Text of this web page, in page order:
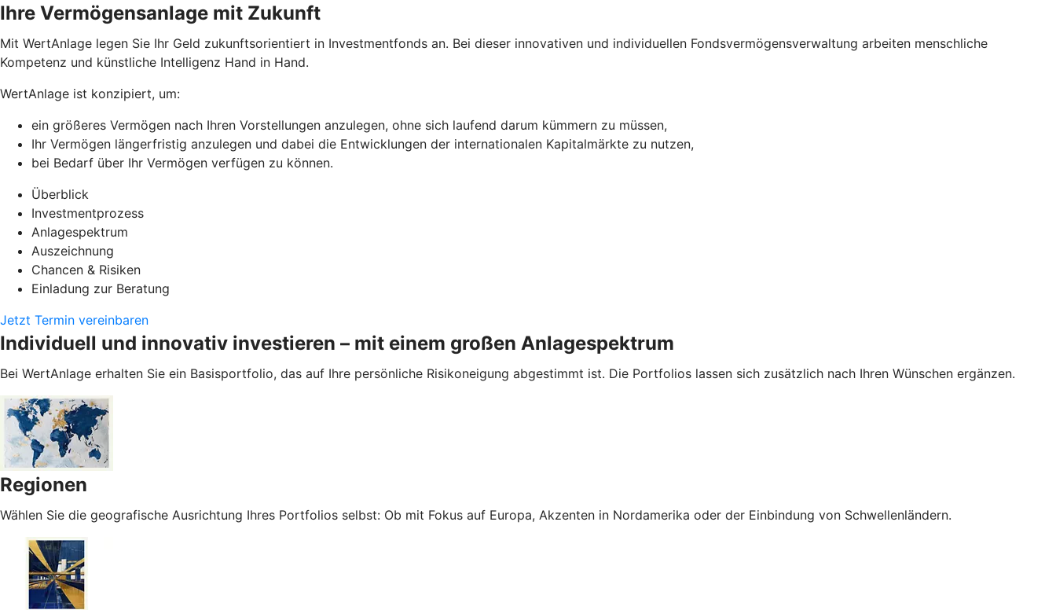
Ihre Vermögensanlage mit Zukunft
Mit WertAnlage legen Sie Ihr Geld zukunftsorientiert in Investmentfonds an. Bei dieser innovativen und individuellen Fondsvermögensverwaltung arbeiten menschliche
Kompetenz und künstliche Intelligenz Hand in Hand.
WertAnlage ist konzipiert, um:
ein größeres Vermögen nach Ihren Vorstellungen anzulegen, ohne sich laufend darum kümmern zu müssen,
Ihr Vermögen längerfristig anzulegen und dabei die Entwicklungen der internationalen Kapitalmärkte zu nutzen,
bei Bedarf über Ihr Vermögen verfügen zu können.
Überblick
Investmentprozess
Anlagespektrum
Auszeichnung
Chancen & Risiken
Einladung zur Beratung
Jetzt Termin vereinbaren
Individuell und innovativ investieren – mit einem großen Anlagespektrum
Bei WertAnlage erhalten Sie ein Basisportfolio, das auf Ihre persönliche Risikoneigung abgestimmt ist. Die Portfolios lassen sich zusätzlich nach Ihren Wünschen ergänzen.
Regionen
Wählen Sie die geografische Ausrichtung Ihres Portfolios selbst: Ob mit Fokus auf Europa, Akzenten in Nordamerika oder der Einbindung von Schwellenländern.